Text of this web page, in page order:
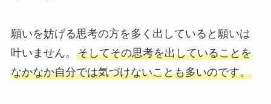
願いを妨げる思考の方を多く出していると願いは
叶いません。 そしてその思考を出していることを
なかなか自分では気づけないことも多いのです。